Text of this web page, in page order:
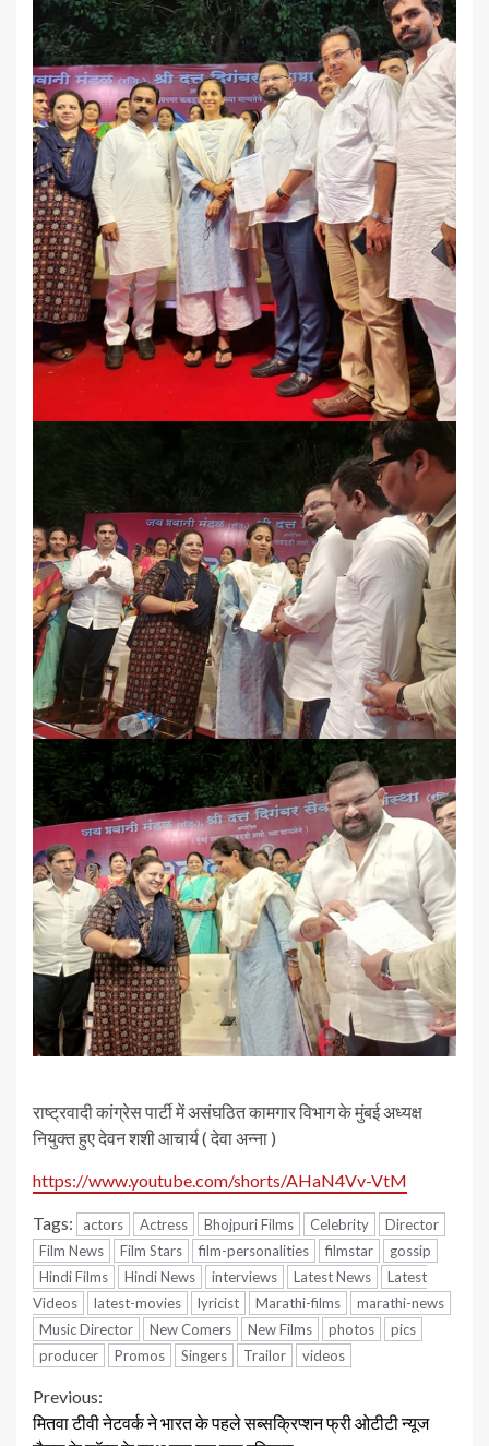
राष्ट्रवादी कांग्रेस पार्टी में असंघठित कामगार विभाग के मुंबई अध्यक्ष
नियुक्त हुए देवन शशी आचार्य ( देवा अन्ना )
https://www.youtube.com/shorts/AHaN4Vv-VtM
Tags: actors Actress Bhojpuri Films Celebrity
Director
Film News
Film Stars film-personalities filmstar
gossip
Hindi Films
Hindi News interviews Latest News
Latest
Videos
latest-movies lyricist Marathi-films
marathi-news
Music Director
New Comers New Films photos
pics
producer
Promos Singers Trailor videos
Continue
Previous:
मितवा टीवी नेटवर्क ने भारत के पहले सब्सक्रिप्शन फ्री ओटीटी न्यूज